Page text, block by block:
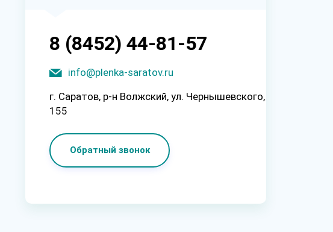
8 (8452) 44-81-57
info@plenka-saratov.ru
г. Саратов, p-н Boлжcкий, ул. Чepнышeвcкoгo,
155
Обратный звонок